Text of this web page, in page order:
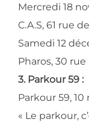
Mercredi 18
C.A.S, 61 rue
Samedi 12
Pharos, 30
3. Parkour 59 :
Parkour 59, 10
« Le parkour,